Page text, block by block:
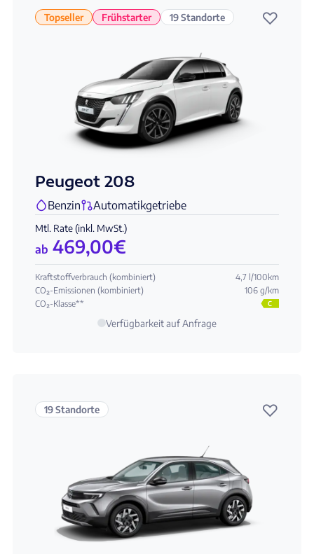
Topseller Frühstarter 19 Standorte ♡
Peugeot 208
Benzin Automatikgetriebe
Mtl. Rate (inkl. MwSt.)
ab 469,00€
Kraftstoffverbrauch (kombiniert)
4,7 l/100km
CO₂-Emissionen (kombiniert)
106 g/km
CO₂-Klasse**
C
Verfügbarkeit auf Anfrage
19 Standorte ♡